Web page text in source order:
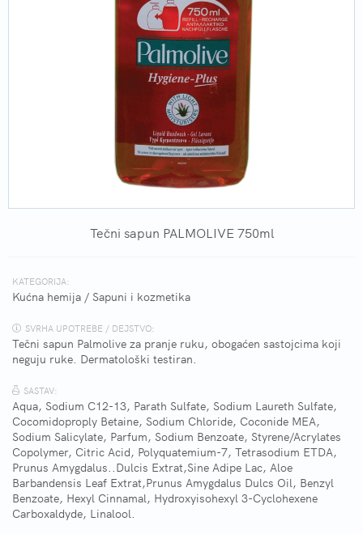
Tečni sapun PALMOLIVE 750ml
KATEGORIJA:
Kućna hemija / Sapuni i kozmetika
SVRHA UPOTREBE / DEJSTVO:
Tečni sapun Palmolive za pranje ruku, obogaćen sastojcima koji
neguju ruke. Dermatološki testiran.
SASTAV:
Aqua, Sodium C12-13, Parath Sulfate, Sodium Laureth Sulfate,
Cocomidoproply Betaine, Sodium Chloride, Coconide MEA,
Sodium Salicylate, Parfum, Sodium Benzoate, Styrene/Acrylates
Copolymer, Citric Acid, Polyquatemium-7, Tetrasodium ETDA,
Prunus Amygdalus..Dulcis Extrat,Sine Adipe Lac, Aloe
Barbandensis Leaf Extrat,Prunus Amygdalus Dulcs Oil, Benzyl
Benzoate, Hexyl Cinnamal, Hydroxyisohexyl 3-Cyclohexene
Carboxaldyde, Linalool.